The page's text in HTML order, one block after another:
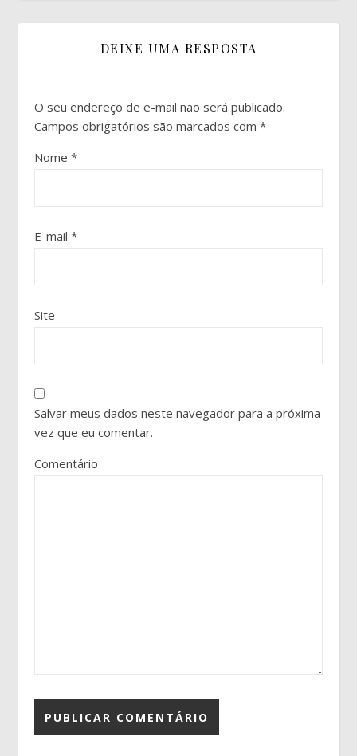
DEIXE UMA RESPOSTA
O seu endereço de e-mail não será publicado.
Campos obrigatórios são marcados com *
Nome *
E-mail *
Site
Salvar meus dados neste navegador para a próxima
vez que eu comentar.
Comentário